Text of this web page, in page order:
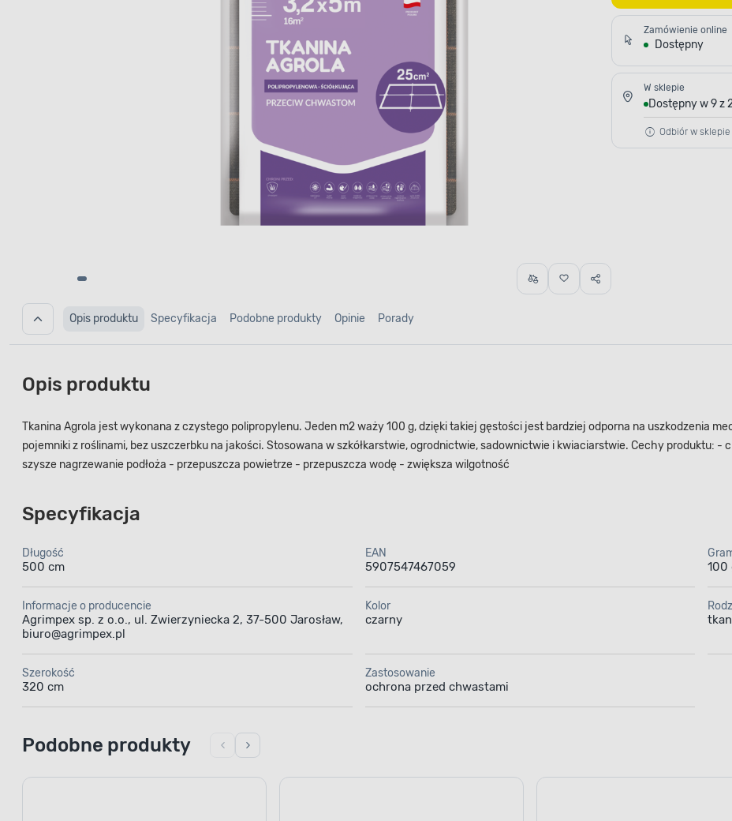
Zamówienie online
Dostępny
W sklepie
Dostępny w 9 z
Odbiór w sklepie
Opis produktu Specyfikacja Podobne produkty Opinie Porady
Opis produktu
Tkanina Agrola jest wykonana z czystego polipropylenu. Jeden m2 waży 100 g, dzięki takiej gęstości jest bardziej odporna na uszkodzenia
pojemniki z roślinami, bez uszczerbku na jakości. Stosowana w szkółkarstwie, ogrodnictwie, sadownictwie i kwiaciarstwie. Cechy produktu:
szysze nagrzewanie podłoża - przepuszcza powietrze - przepuszcza wodę - zwiększa wilgotność
Specyfikacja
Długość
500 cm
EAN
5907547467059 100
Informacje o producencie
Agrimpex sp. z o.o., ul. Zwierzyniecka 2, 37-500 Jarosław,
biuro@agrimpex.pl
Kolor
czarny
Szerokość
320 cm
Zastosowanie
ochrona przed chwastami
Podobne produkty